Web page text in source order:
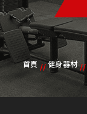
首頁 //健身器材//